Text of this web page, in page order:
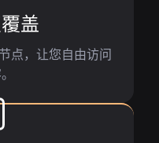
盖
点，让您自由访问